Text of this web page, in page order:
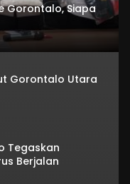
Gorontalo, Siapa
Gorontalo Utara
Tegaskan
Berjalan